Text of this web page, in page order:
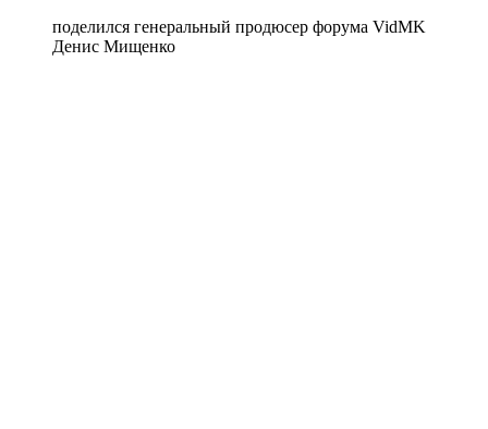
поделился генеральный продюсер форума VidMK
Денис Мищенко